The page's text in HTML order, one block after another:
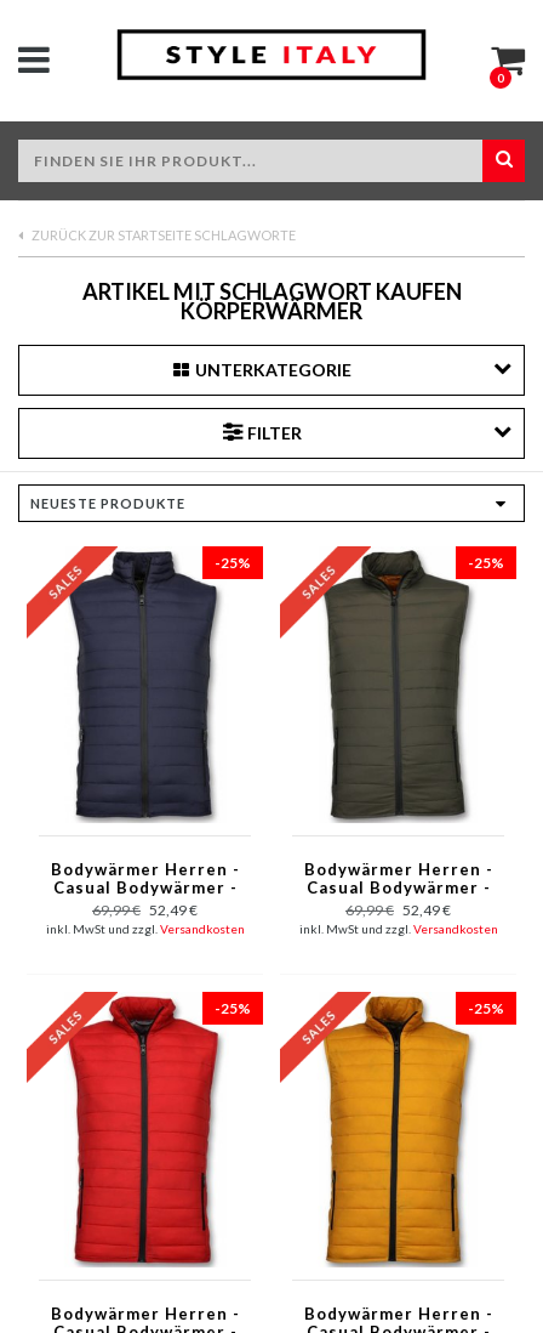
0
ZURÜCK ZUR STARTSEITE SCHLAGWORTE
ARTIKEL MIT SCHLAGWORT KAUFEN
KÖRPERWÄRMER
UNTERKATEGORIE
FILTER
-25%
Bodywärmer Herren -
Casual Bodywärmer -
Blau
69,99 € 52,49 €
inkl. MwSt und zzgl. Versandkosten
-25%
Bodywärmer Herren -
Casual Bodywärmer -
Grün
69,99 € 52,49 €
inkl. MwSt und zzgl. Versandkosten
-25%
Bodywärmer Herren -
-25%
Bodywärmer Herren -